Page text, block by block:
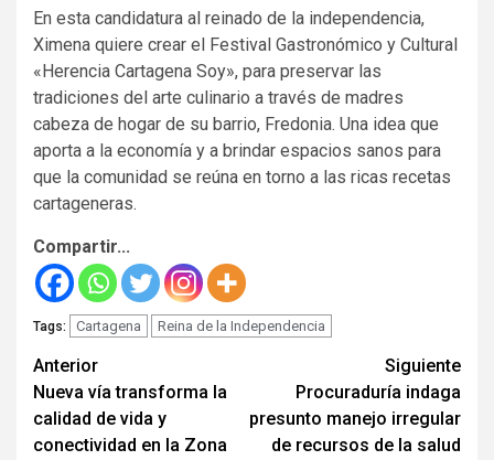
En esta candidatura al reinado de la independencia,
Ximena quiere crear el Festival Gastronómico y Cultural
«Herencia Cartagena Soy», para preservar las
tradiciones del arte culinario a través de madres
cabeza de hogar de su barrio, Fredonia. Una idea que
aporta a la economía y a brindar espacios sanos para
que la comunidad se reúna en torno a las ricas recetas
cartageneras.
Compartir...
Tags: Cartagena Reina de la Independencia
Seguir
leyendo
Anterior
Nueva vía transforma la
calidad de vida y
conectividad en la Zona
Siguiente
Procuraduría indaga
presunto manejo irregular
de recursos de la salud